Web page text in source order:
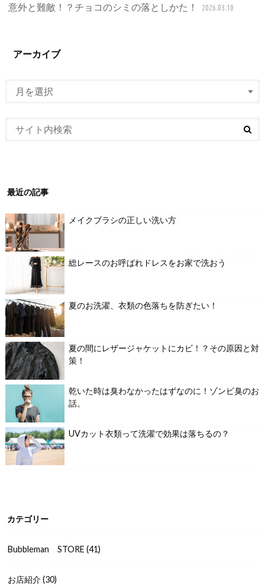
意外と難敵！？チョコのシミの落としかた！ 2026.03.10
アーカイブ
最近の記事
メイクブラシの正しい洗い方
総レースのお呼ばれドレスをお家で洗おう
夏のお洗濯、衣類の色落ちを防ぎたい！
夏の間にレザージャケットにカビ！？その原因と対
策！
乾いた時は臭わなかったはずなのに！ゾンビ臭のお
話。
UVカット衣類って洗濯で効果は落ちるの？
カテゴリー
Bubbleman STORE(41)
お店紹介(30)